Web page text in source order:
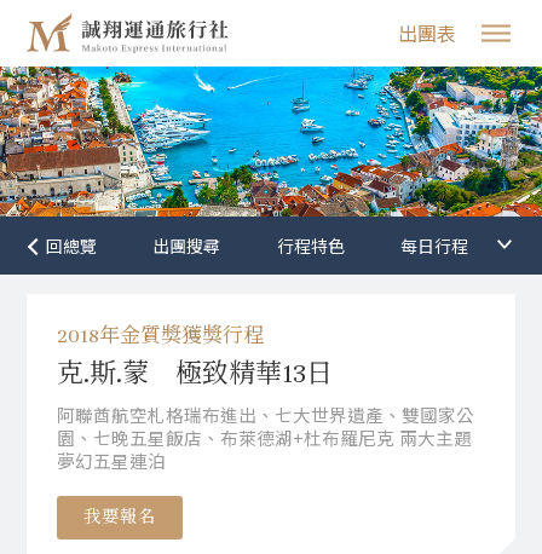
出團表
行程特色
2018年金質獎獲獎行程
克.斯.蒙 極致精華13日
阿聯酋航空札格瑞布進出、七大世界遺產、雙國家公
園、七晚五星飯店、布萊德湖+杜布羅尼克 兩大主題
夢幻五星連泊
我要報名